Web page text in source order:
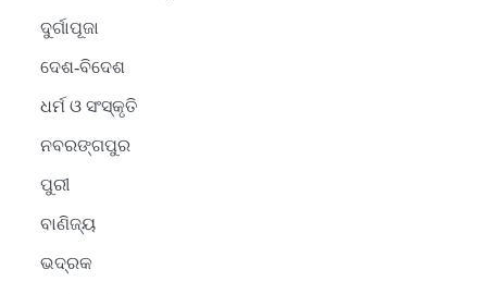
ଦୁର୍ଗାପୂଜା
ଦେଶ-ବିଦେଶ
ଧର୍ମ ଓ ସଂସ୍କୃତି
ନବରଙ୍ଗପୁର
ପୁରୀ
ବାଣିଜ୍ୟ
ଭଦ୍ରକ
2